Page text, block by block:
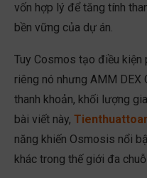
vốn hợp lý để tăng tính
bền vững của dự án.
Tuy Cosmos tạo điều kiện
riêng nó nhưng AMM
thanh khoản, khối lượng
bài viết này,
năng khiến Osmosis nổi
khác trong thế giới đa